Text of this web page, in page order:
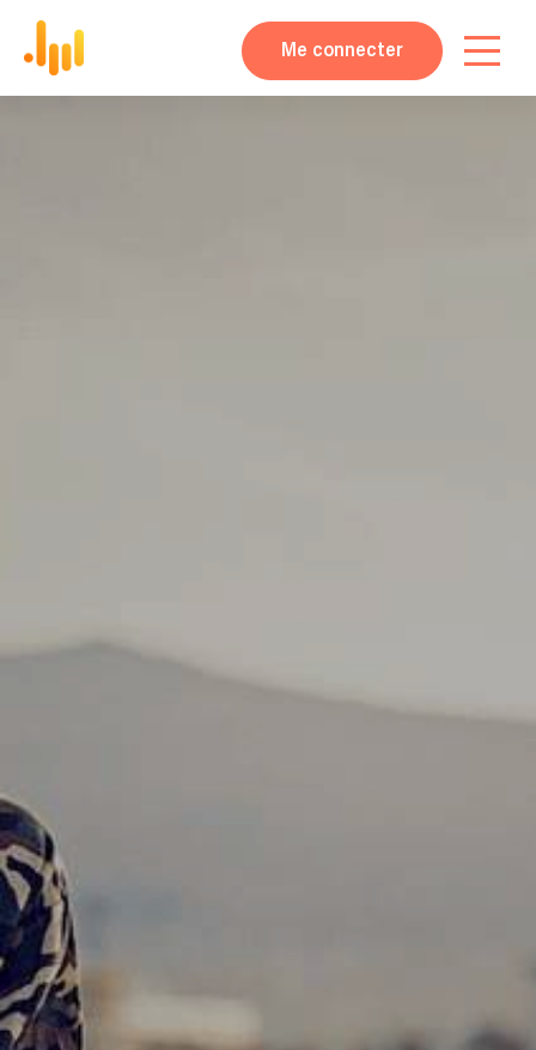
Me connecter